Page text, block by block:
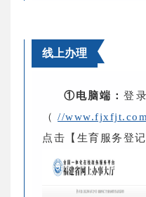
线上办理
①电脑端：登
（//
点击【生育服务登